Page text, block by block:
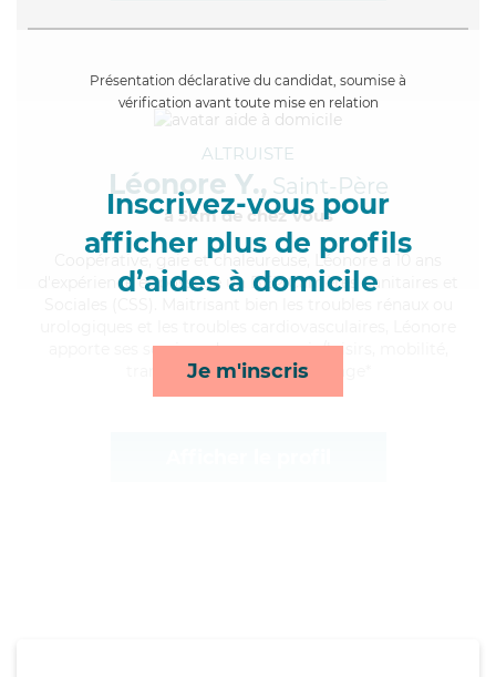
Présentation déclarative du candidat, soumise à
vérification avant toute mise en relation
Inscrivez-vous pour
afficher plus de profils
d’aides à domicile
Je m'inscris
ALTRUISTE
Léonore Y., Saint-Père
à 5km de chez Vous
, gaie et chaleureuse, Léonore a 10 ans
d'expérience et possède un BEP Carrières Sanitaires et
apporte ses services de compagnie/loisirs, mobilité,
transports et lessive/repassage*